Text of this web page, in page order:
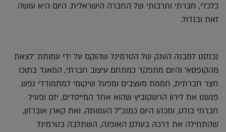
כלכלי, חברתי ותרבותי של החברה הישראלית. היום היא עושה
זאת ובגדול.
נכנסנו למבנה הענק של הטרמינל שהוקם על ידי עמותת 'לצאת
מהקופסא' והיום מתפקד כמתחם עיצוב חברתי, המאגד בתוכו
חצר חברתית, חממת מעצבים ומפעל שיקומי למתמודדי נפש.
פגשנו את לירון הרשקוביץ שהוא אחד המייסדים, יזם ופעיל
חברתי בולט, ומכהן היום כמנכ"ל העמותה, ואת קארן אוברזון,
שהתחילה את דרכה בעולם האופנה, השתלבה בטרמינל